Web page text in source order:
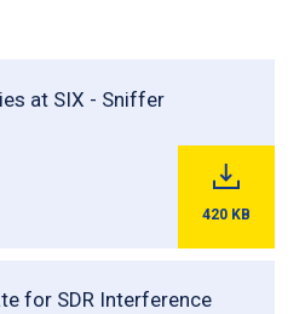
at SIX - Sniffer
420 KB
for SDR Interference